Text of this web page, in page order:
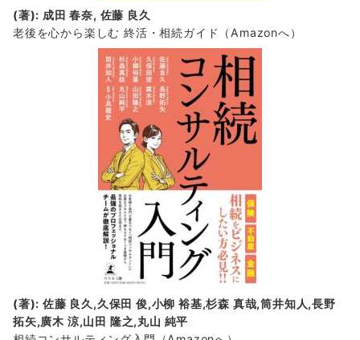
(著): 成田 春奈, 佐藤 良久
老後を心から楽しむ 終活・相続ガイド
（Amazonへ）
(著): 佐藤 良久,久保田 俊,小柳 裕基,杉森 真哉,筒井知人,長野
拓矢,廣木 涼,山田 隆之,丸山 純平